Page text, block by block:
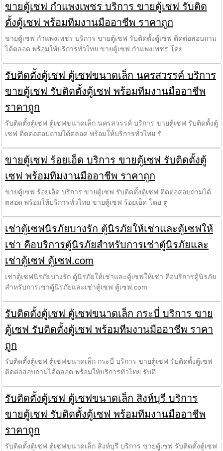
ขายตู้เซฟ กำแพงเพชร บริการ ขายตู้เซฟ รับติด
ตั้งตู้เซฟ พร้อมทีมงานมืออาชีพ ราคาถูก
ขายตู้เซฟ กำแพงเพชร บริการ ขายตู้เซฟ รับติดตั้งตู้เซฟ ติดต่อสอบถาม
ได้ตลอด พร้อมให้บริการทั่วไทย ขายตู้เซฟ กำแพงเพชร โดย
รับติดตั้งตู้เซฟ ตู้เซฟขนาดเล็ก นครสวรรค์ บริการ
ขายตู้เซฟ รับติดตั้งตู้เซฟ พร้อมทีมงานมืออาชีพ
ราคาถูก
รับติดตั้งตู้เซฟ ตู้เซฟขนาดเล็ก นครสวรรค์ บริการ ขายตู้เซฟ รับติดตั้งตู้
เซฟ ติดต่อสอบถามได้ตลอด พร้อมให้บริการทั่วไทย รั
ขายตู้เซฟ ร้อยเอ็ด บริการ ขายตู้เซฟ รับติดตั้งตู้
เซฟ พร้อมทีมงานมืออาชีพ ราคาถูก
ขายตู้เซฟ ร้อยเอ็ด บริการ ขายตู้เซฟ รับติดตั้งตู้เซฟ ติดต่อสอบถามได้
ตลอด พร้อมให้บริการทั่วไทย ขายตู้เซฟ ร้อยเอ็ด โดย ตู
เช่าตู้เซฟนิรภัยบางรัก ตู้นิรภัยให้เช่าและตู้เซฟให้
เช่า คือบริการตู้นิรภัยสำหรับการเช่าตู้นิรภัยและ
เช่าตู้เซฟ ตู้เซฟ.com
เช่าตู้เซฟนิรภัยบางรัก ตู้นิรภัยให้เช่าและตู้เซฟให้เช่า คือบริการตู้นิรภัย
สำหรับการเช่าตู้นิรภัยและเช่าตู้เซฟ ตู้เซฟ.com
รับติดตั้งตู้เซฟ ตู้เซฟขนาดเล็ก กระบี่ บริการ ขาย
ตู้เซฟ รับติดตั้งตู้เซฟ พร้อมทีมงานมืออาชีพ ราคา
ถูก
รับติดตั้งตู้เซฟ ตู้เซฟขนาดเล็ก กระบี่ บริการ ขายตู้เซฟ รับติดตั้งตู้เซฟ
ติดต่อสอบถามได้ตลอด พร้อมให้บริการทั่วไทย รับติ
รับติดตั้งตู้เซฟ ตู้เซฟขนาดเล็ก สิงห์บุรี บริการ
ขายตู้เซฟ รับติดตั้งตู้เซฟ พร้อมทีมงานมืออาชีพ
ราคาถูก
รับติดตั้งตู้เซฟ ตู้เซฟขนาดเล็ก สิงห์บุรี บริการ ขายตู้เซฟ รับติดตั้งตู้เซฟ